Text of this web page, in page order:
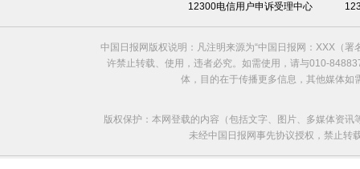
12300电信用户申诉受理中心
中国日报网版权说明：凡注明来源为“中国日报网：XXX（
许禁止转载、使用，违者必究。如需使用，请与010-
体，目的在于传播更多信息，其他媒体
版权保护：本网登载的内容（包括文字、图片、多媒体资
未经中国日报网事先协议授权，禁止转